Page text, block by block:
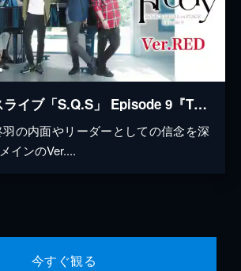
2.5次元ダンスライブ「S.Q.S」 Episode 9『The Freely』Ver.RED
の内面やリーダーとしての信念を深
インのVer....
今すぐ観る